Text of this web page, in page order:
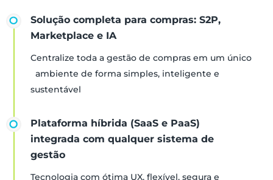
Solução completa para compras: S2P,
Marketplace e IA
Centralize toda a gestão de compras em um único
ambiente de forma simples, inteligente e
sustentável
Plataforma híbrida (SaaS e PaaS)
integrada com qualquer sistema de
gestão
Tecnologia com ótima UX, flexível, segura e